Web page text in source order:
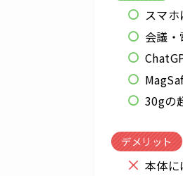
スマ
会議
30gの
デメリット
本体